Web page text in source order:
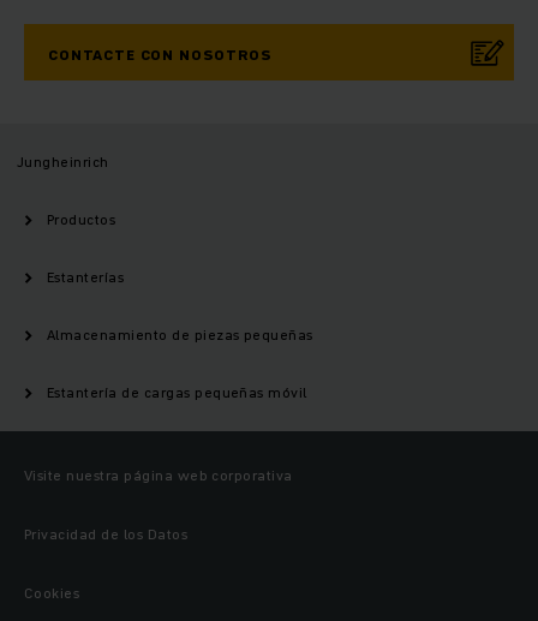
CONTACTE CON NOSOTROS
Jungheinrich
Productos
Estanterías
Almacenamiento de piezas pequeñas
Estantería de cargas pequeñas móvil
Visite nuestra página web corporativa
Privacidad de los Datos
Cookies